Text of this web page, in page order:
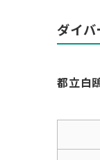
ダイバ
都立白